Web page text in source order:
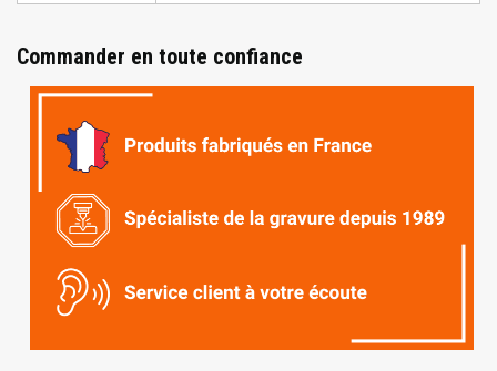
Commander en toute confiance